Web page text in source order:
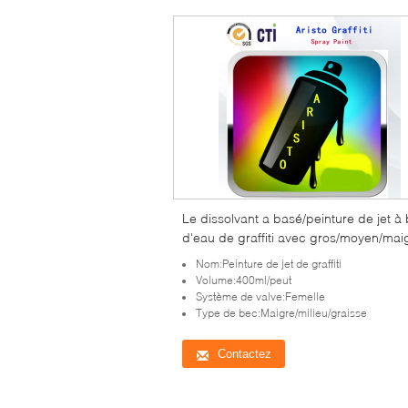
Le dissolvant a basé/peinture de jet à
d'eau de graffiti avec gros/moyen/
becNom:Peinture de jet de graffiti
Volume:400ml/peut
Système de valve:Femelle
Type de bec:Maigre/milieu/graisse
Contactez